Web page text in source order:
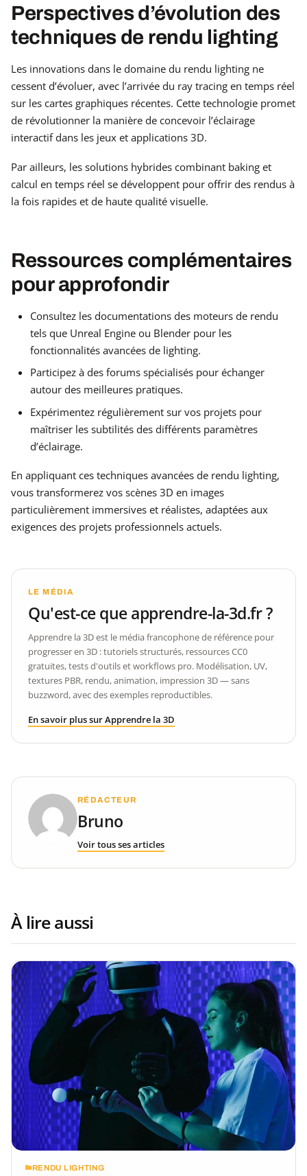
Perspectives d’évolution des
techniques de rendu lighting
Les innovations dans le domaine du rendu lighting ne
cessent d’évoluer, avec l’arrivée du ray tracing en temps réel
sur les cartes graphiques récentes. Cette technologie promet
de révolutionner la manière de concevoir l’éclairage
interactif dans les jeux et applications 3D.
Par ailleurs, les solutions hybrides combinant baking et
calcul en temps réel se développent pour offrir des rendus à
la fois rapides et de haute qualité visuelle.
Ressources complémentaires
pour approfondir
Consultez les documentations des moteurs de rendu
tels que Unreal Engine ou Blender pour les
fonctionnalités avancées de lighting.
Participez à des forums spécialisés pour échanger
autour des meilleures pratiques.
Expérimentez régulièrement sur vos projets pour
maîtriser les subtilités des différents paramètres
d’éclairage.
En appliquant ces techniques avancées de rendu lighting,
vous transformerez vos scènes 3D en images
particulièrement immersives et réalistes, adaptées aux
exigences des projets professionnels actuels.
LE MÉDIA
Qu'est-ce que apprendre-la-3d.fr ?
Apprendre la 3D est le média francophone de référence pour
progresser en 3D : tutoriels structurés, ressources CC0
gratuites, tests d'outils et workflows pro. Modélisation, UV,
textures PBR, rendu, animation, impression 3D — sans
buzzword, avec des exemples reproductibles.
En savoir plus sur Apprendre la 3D
RÉDACTEUR
Bruno
Voir tous ses articles
À lire aussi
RENDU LIGHTING